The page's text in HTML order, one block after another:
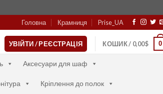
Головна Крамниця Prise_UA
УВІЙТИ / РЕЄСТРАЦІЯ КОШИК / 0,00$ 0
Аксесуари для шаф
Кріплення до полок